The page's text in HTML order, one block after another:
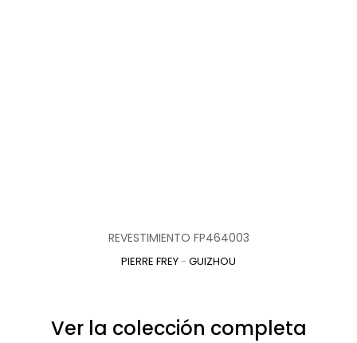
REVESTIMIENTO FP464003
PIERRE FREY- GUIZHOU
Ver la colección completa